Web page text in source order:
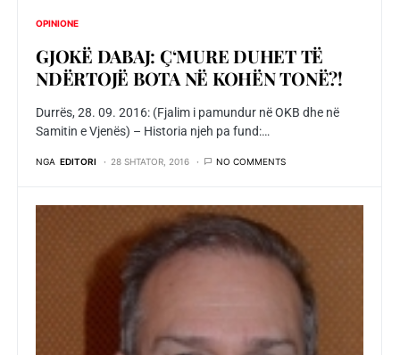
OPINIONE
GJOKË DABAJ: Ç‘MURE DUHET TË
NDËRTOJË BOTA NË KOHËN TONË?!
Durrës, 28. 09. 2016: (Fjalim i pamundur në OKB dhe në
Samitin e Vjenës) – Historia njeh pa fund:…
NGA EDITORI 28 SHTATOR, 2016 NO COMMENTS